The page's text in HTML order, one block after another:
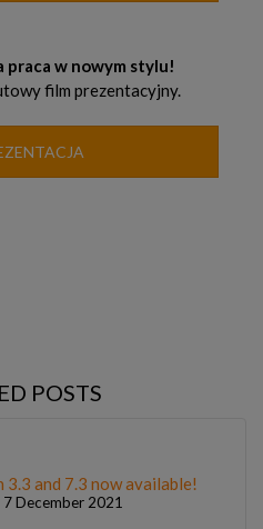
praca w nowym stylu!
film prezentacyjny.
POSTS
3.3 and 7.3 now available!
7 December 2021